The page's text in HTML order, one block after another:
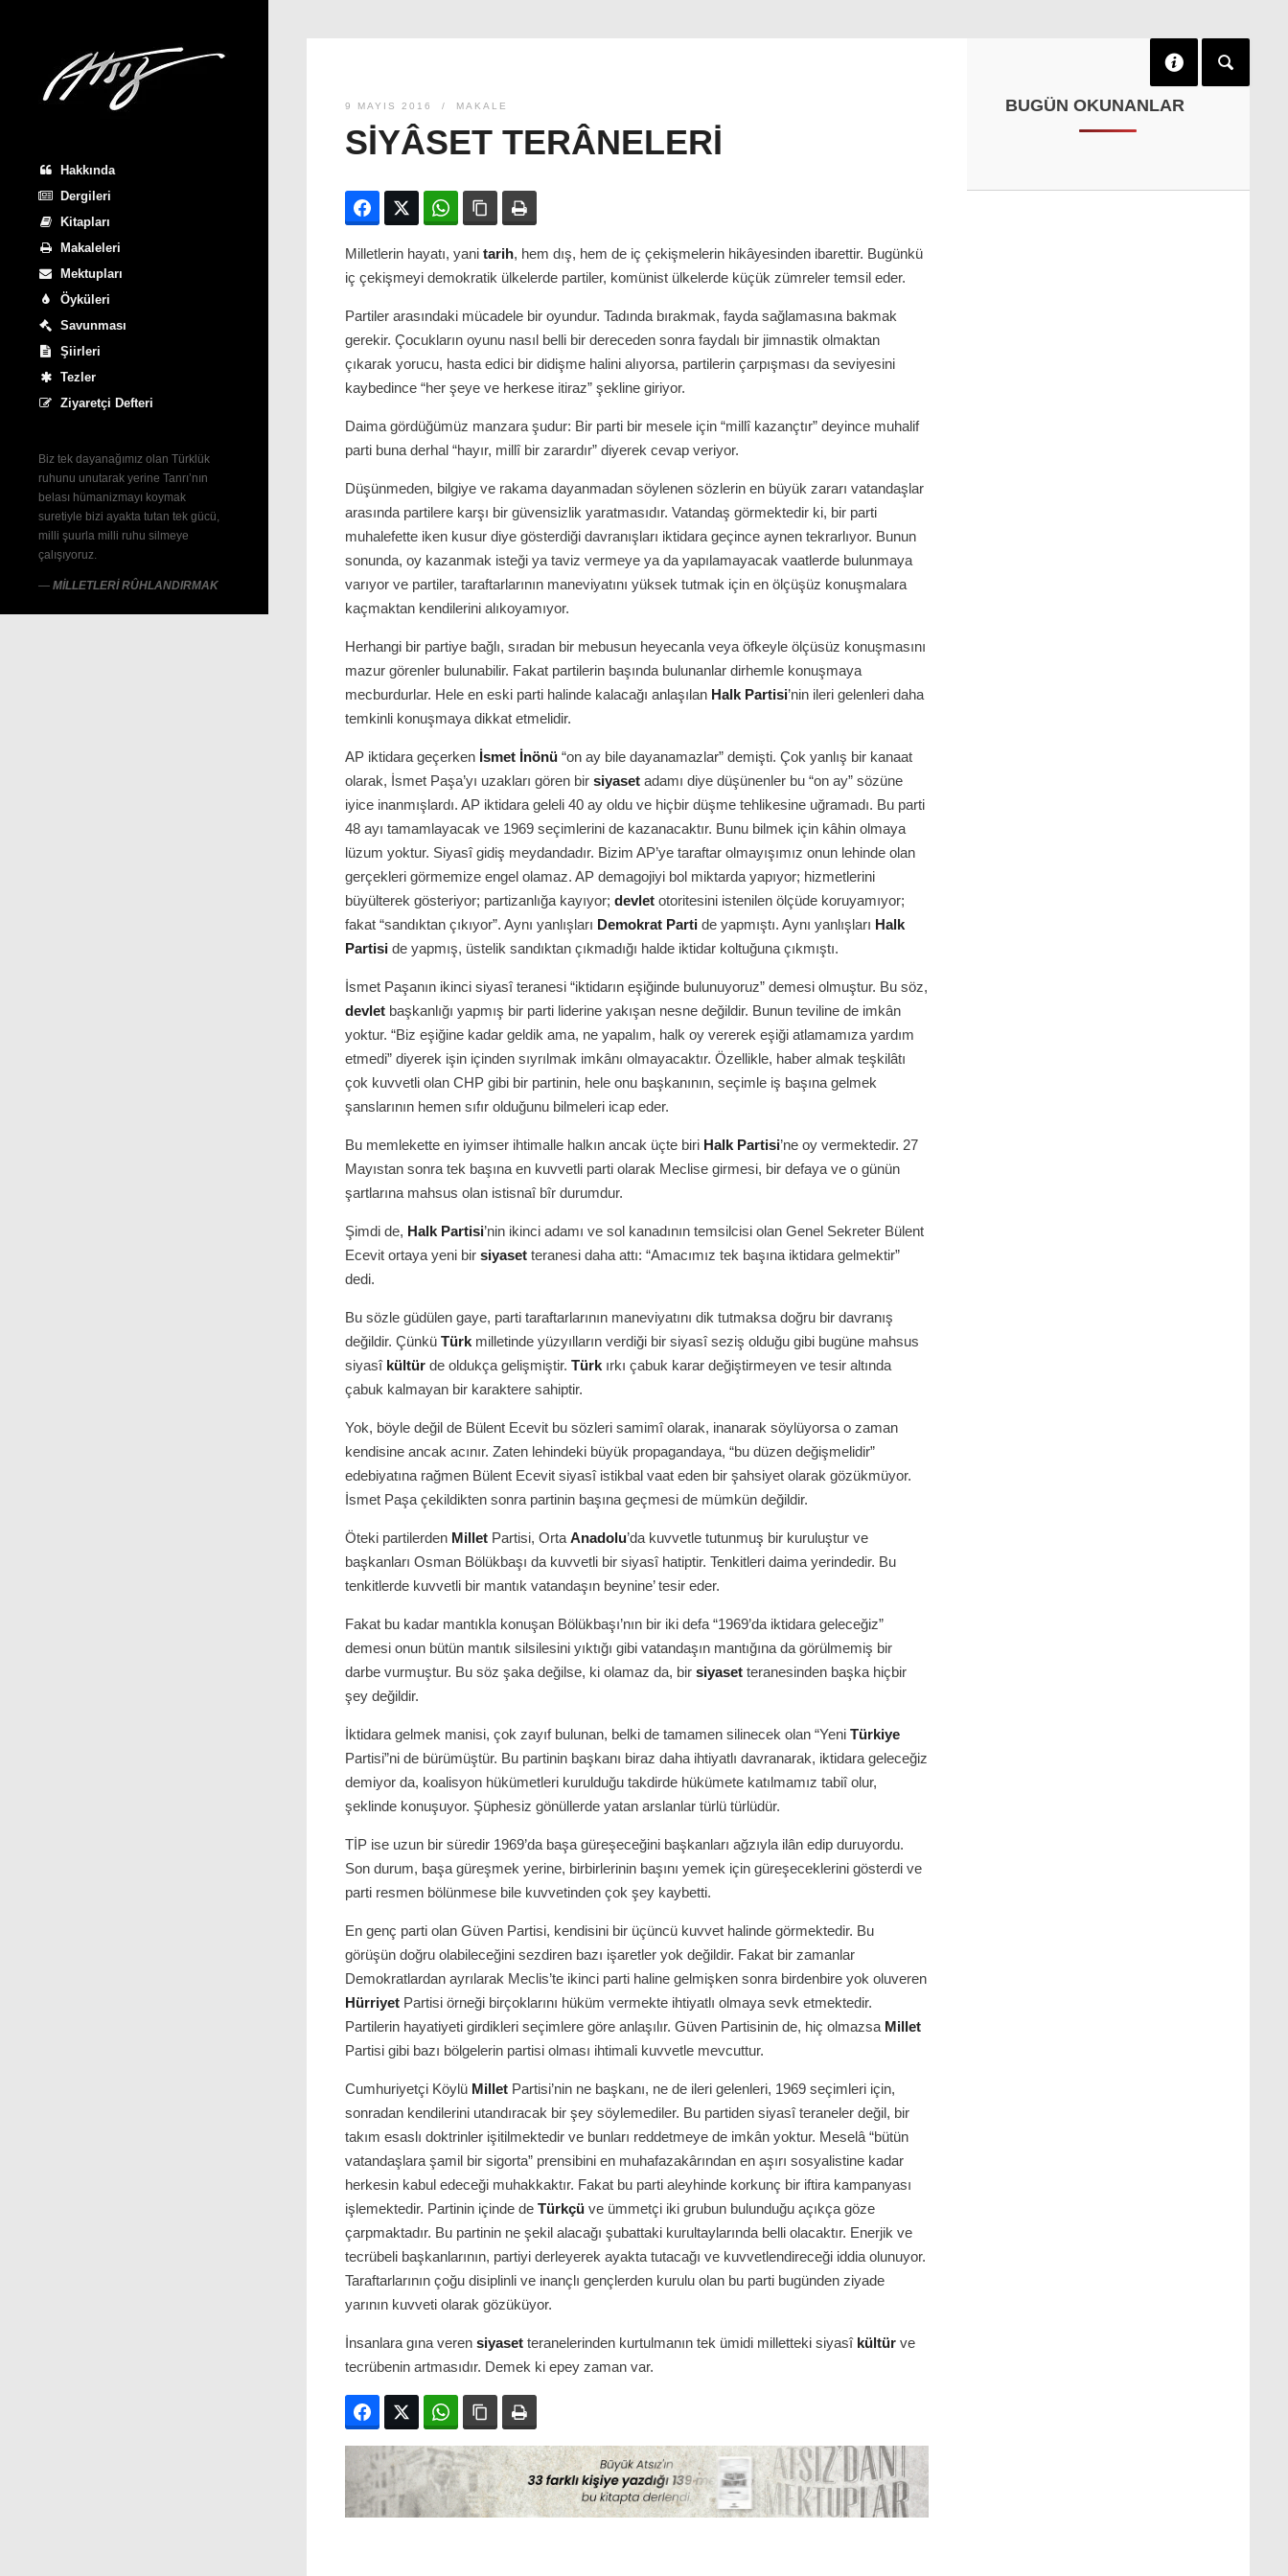
Hakkında
Dergileri
Kitapları
Makaleleri
Mektupları
Öyküleri
Savunması
Şiirleri
Tezler
Ziyaretçi Defteri
Biz tek dayanağımız olan Türklük
ruhunu unutarak yerine Tanrı’nın
belası hümanizmayı koymak
suretiyle bizi ayakta tutan tek gücü,
milli şuurla milli ruhu silmeye
çalışıyoruz.
— MİLLETLERİ RÛHLANDIRMAK
9 MAYIS 2016 MAKALE
SIYÂSET TERÂNELERI
FacebookTwitter WhatsAppBağlanıyı kopyala
Milletlerin hayatı, yani tarih, hem dış, hem de iç çekişmelerin hikâyesinden ibarettir. Bugünkü
iç çekişmeyi demokratik ülkelerde partiler, komünist ülkelerde küçük zümreler temsil eder.
Partiler arasındaki mücadele bir oyundur. Tadında bırakmak, fayda sağlamasına bakmak
gerekir. Çocukların oyunu nasıl belli bir dereceden sonra faydalı bir jimnastik olmaktan
çıkarak yorucu, hasta edici bir didişme halini alıyorsa, partilerin çarpışması da seviyesini
kaybedince “her şeye ve herkese itiraz” şekline giriyor.
Daima gördüğümüz manzara şudur: Bir parti bir mesele için “millî kazançtır” deyince muhalif
parti buna derhal “hayır, millî bir zarardır” diyerek cevap veriyor.
Düşünmeden, bilgiye ve rakama dayanmadan söylenen sözlerin en büyük zararı vatandaşlar
arasında partilere karşı bir güvensizlik yaratmasıdır. Vatandaş görmektedir ki, bir parti
muhalefette iken kusur diye gösterdiği davranışları iktidara geçince aynen tekrarlıyor. Bunun
sonunda, oy kazanmak isteği ya taviz vermeye ya da yapılamayacak vaatlerde bulunmaya
varıyor ve partiler, taraftarlarının maneviyatını yüksek tutmak için en ölçüşüz konuşmalara
kaçmaktan kendilerini alıkoyamıyor.
Herhangi bir partiye bağlı, sıradan bir mebusun heyecanla veya öfkeyle ölçüsüz konuşmasını
mazur görenler bulunabilir. Fakat partilerin başında bulunanlar dirhemle konuşmaya
mecburdurlar. Hele en eski parti halinde kalacağı anlaşılan Halk Partisi’nin ileri gelenleri daha
temkinli konuşmaya dikkat etmelidir.
AP iktidara geçerken İsmet İnönü “on ay bile dayanamazlar” demişti. Çok yanlış bir kanaat
olarak, İsmet Paşa’yı uzakları gören bir siyaset adamı diye düşünenler bu “on ay” sözüne
iyice inanmışlardı. AP iktidara geleli 40 ay oldu ve hiçbir düşme tehlikesine uğramadı. Bu parti
48 ayı tamamlayacak ve 1969 seçimlerini de kazanacaktır. Bunu bilmek için kâhin olmaya
lüzum yoktur. Siyasî gidiş meydandadır. Bizim AP’ye taraftar olmayışımız onun lehinde olan
gerçekleri görmemize engel olamaz. AP demagojiyi bol miktarda yapıyor; hizmetlerini
büyülterek gösteriyor; partizanlığa kayıyor; devlet otoritesini istenilen ölçüde koruyamıyor;
fakat “sandıktan çıkıyor”. Aynı yanlışları Demokrat Parti de yapmıştı. Aynı yanlışları Halk
Partisi de yapmış, üstelik sandıktan çıkmadığı halde iktidar koltuğuna çıkmıştı.
İsmet Paşanın ikinci siyasî teranesi “iktidarın eşiğinde bulunuyoruz” demesi olmuştur. Bu söz,
devlet başkanlığı yapmış bir parti liderine yakışan nesne değildir. Bunun teviline de imkân
yoktur. “Biz eşiğine kadar geldik ama, ne yapalım, halk oy vererek eşiği atlamamıza yardım
etmedi” diyerek işin içinden sıyrılmak imkânı olmayacaktır. Özellikle, haber almak teşkilâtı
çok kuvvetli olan CHP gibi bir partinin, hele onu başkanının, seçimle iş başına gelmek
şanslarının hemen sıfır olduğunu bilmeleri icap eder.
Bu memlekette en iyimser ihtimalle halkın ancak üçte biri Halk Partisi’ne oy vermektedir. 27
Mayıstan sonra tek başına en kuvvetli parti olarak Meclise girmesi, bir defaya ve o günün
şartlarına mahsus olan istisnaî bîr durumdur.
Şimdi de, Halk Partisi’nin ikinci adamı ve sol kanadının temsilcisi olan Genel Sekreter Bülent
Ecevit ortaya yeni bir siyaset teranesi daha attı: “Amacımız tek başına iktidara gelmektir”
dedi.
Bu sözle güdülen gaye, parti taraftarlarının maneviyatını dik tutmaksa doğru bir davranış
değildir. Çünkü Türk milletinde yüzyılların verdiği bir siyasî seziş olduğu gibi bugüne mahsus
siyasî kültür de oldukça gelişmiştir. Türk ırkı çabuk karar değiştirmeyen ve tesir altında
çabuk kalmayan bir karaktere sahiptir.
Yok, böyle değil de Bülent Ecevit bu sözleri samimî olarak, inanarak söylüyorsa o zaman
kendisine ancak acınır. Zaten lehindeki büyük propagandaya, “bu düzen değişmelidir”
edebiyatına rağmen Bülent Ecevit siyasî istikbal vaat eden bir şahsiyet olarak gözükmüyor.
İsmet Paşa çekildikten sonra partinin başına geçmesi de mümkün değildir.
Öteki partilerden Millet Partisi, Orta Anadolu’da kuvvetle tutunmuş bir kuruluştur ve
başkanları Osman Bölükbaşı da kuvvetli bir siyasî hatiptir. Tenkitleri daima yerindedir. Bu
tenkitlerde kuvvetli bir mantık vatandaşın beynine’ tesir eder.
Fakat bu kadar mantıkla konuşan Bölükbaşı’nın bir iki defa “1969’da iktidara geleceğiz”
demesi onun bütün mantık silsilesini yıktığı gibi vatandaşın mantığına da görülmemiş bir
darbe vurmuştur. Bu söz şaka değilse, ki olamaz da, bir siyaset teranesinden başka hiçbir
şey değildir.
İktidara gelmek manisi, çok zayıf bulunan, belki de tamamen silinecek olan “Yeni Türkiye
Partisi”ni de bürümüştür. Bu partinin başkanı biraz daha ihtiyatlı davranarak, iktidara geleceğiz
demiyor da, koalisyon hükümetleri kurulduğu takdirde hükümete katılmamız tabiî olur,
şeklinde konuşuyor. Şüphesiz gönüllerde yatan arslanlar türlü türlüdür.
TİP ise uzun bir süredir 1969’da başa güreşeceğini başkanları ağzıyla ilân edip duruyordu.
Son durum, başa güreşmek yerine, birbirlerinin başını yemek için güreşeceklerini gösterdi ve
parti resmen bölünmese bile kuvvetinden çok şey kaybetti.
En genç parti olan Güven Partisi, kendisini bir üçüncü kuvvet halinde görmektedir. Bu
görüşün doğru olabileceğini sezdiren bazı işaretler yok değildir. Fakat bir zamanlar
Demokratlardan ayrılarak Meclis’te ikinci parti haline gelmişken sonra birdenbire yok oluveren
Hürriyet Partisi örneği birçoklarını hüküm vermekte ihtiyatlı olmaya sevk etmektedir.
Partilerin hayatiyeti girdikleri seçimlere göre anlaşılır. Güven Partisinin de, hiç olmazsa Millet
Partisi gibi bazı bölgelerin partisi olması ihtimali kuvvetle mevcuttur.
Cumhuriyetçi Köylü Millet Partisi’nin ne başkanı, ne de ileri gelenleri, 1969 seçimleri için,
sonradan kendilerini utandıracak bir şey söylemediler. Bu partiden siyasî teraneler değil, bir
takım esaslı doktrinler işitilmektedir ve bunları reddetmeye de imkân yoktur. Meselâ “bütün
vatandaşlara şamil bir sigorta” prensibini en muhafazakârından en aşırı sosyalistine kadar
herkesin kabul edeceği muhakkaktır. Fakat bu parti aleyhinde korkunç bir iftira kampanyası
işlemektedir. Partinin içinde de Türkçü ve ümmetçi iki grubun bulunduğu açıkça göze
çarpmaktadır. Bu partinin ne şekil alacağı şubattaki kurultaylarında belli olacaktır. Enerjik ve
tecrübeli başkanlarının, partiyi derleyerek ayakta tutacağı ve kuvvetlendireceği iddia olunuyor.
Taraftarlarının çoğu disiplinli ve inançlı gençlerden kurulu olan bu parti bugünden ziyade
yarının kuvveti olarak gözüküyor.
İnsanlara gına veren siyaset teranelerinden kurtulmanın tek ümidi milletteki siyasî kültür ve
tecrübenin artmasıdır. Demek ki epey zaman var.
FacebookTwitter WhatsAppBağlanıyı kopyala
BUGÜN OKUNANLAR